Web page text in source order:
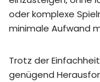
oder komplexe
minimale Aufwand
Trotz der
genügend